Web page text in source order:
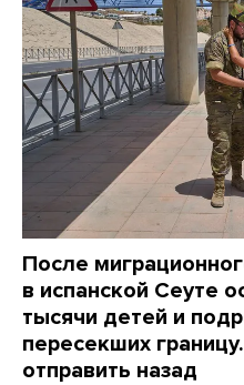
После
в испанской Сеуте
тысячи детей и
пересекших
отправить назад